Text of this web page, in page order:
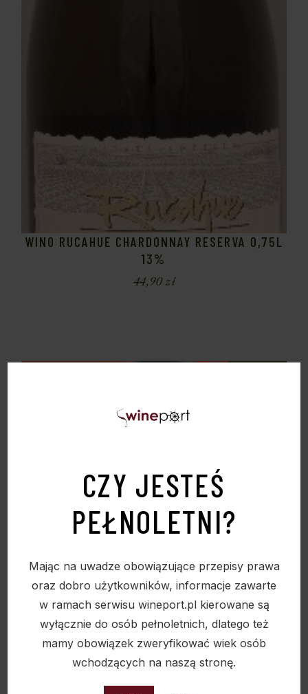
CZY JESTEŚ
PEŁNOLETNI?
Mając na uwadze obowiązujące przepisy prawa
oraz dobro użytkowników, informacje zawarte
w ramach serwisu wineport.pl kierowane są
wyłącznie do osób pełnoletnich, dlatego też
mamy obowiązek zweryfikować wiek osób
wchodzących na naszą stronę.
WINO RUCAHUE CHARDONNAY RESERVA 0,75L
13%
44,90zł